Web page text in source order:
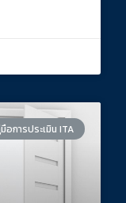
อการประเมิน ITA